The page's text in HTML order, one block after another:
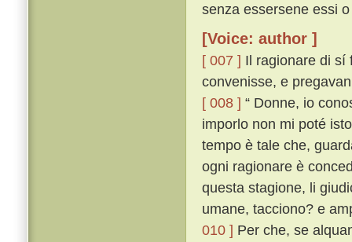
senza essersene essi
[Voice: author ]
[ 007 ] Il ragionare di sí
convenisse, e
[ 008 ] “ Donne, io
imporlo non mi poté
tempo è tale che,
ogni ragionare è
questa stagione, li
umane, tacciono? e
010 ] Per che, se